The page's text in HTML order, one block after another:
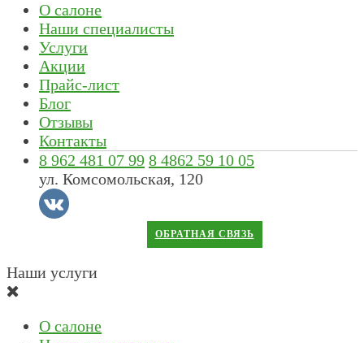
О салоне
Наши специалисты
Услуги
Акции
Прайс-лист
Блог
Отзывы
Контакты
8 962 481 07 99 8 4862 59 10 05
ул. Комсомольская, 120
ОБРАТНАЯ СВЯЗЬ
Наши услуги
О салоне